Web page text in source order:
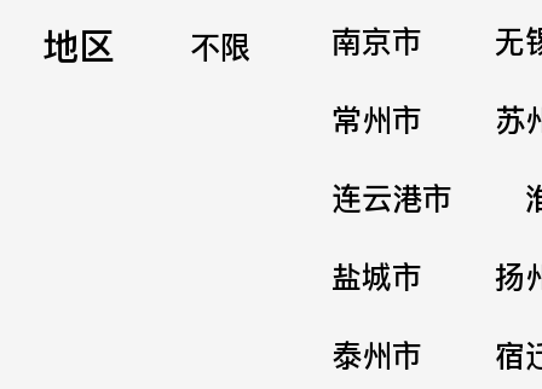
地区 不限 南京市
无
常州市
苏
连云港市
盐城市
扬
泰州市
宿